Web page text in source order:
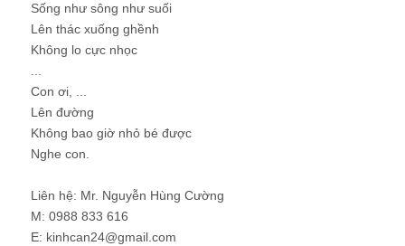
Sống như sông như suối
Lên thác xuống ghềnh
Không lo cực nhọc
Con ơi, ...
Lên đường
Không bao giờ nhỏ bé được
Nghe con.
Liên hệ: Mr. Nguyễn Hùng Cường
M: 0988 833 616
E: kinhcan24@gmail.com